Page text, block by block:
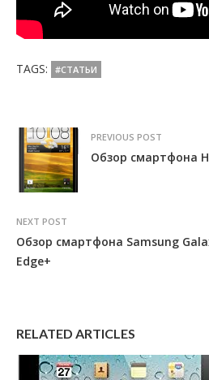
TAGS: #СТАТЬИ
PREVIOUS POST
Обзор смартфона
NEXT POST
Обзор смартфона Samsung
Edge+
RELATED ARTICLES